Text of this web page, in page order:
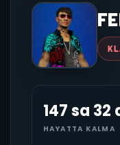
147 sa 32
HAYATTA KALMA